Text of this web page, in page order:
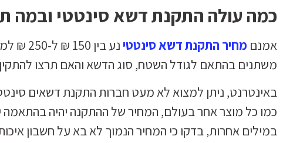
כמה עולה התקנת דשא סינטטי ובמה
אמנם מחיר התקנת דשא סינטטי
נע
משתנים בהתאם לגודל השטח, סוג הדשא והאם תרצו
כמו כל מוצר אחר בעולם, המחיר של ההתקנה יהיה
במילים אחרות, בדקו כי המחיר הנמוך לא בא על חשבון